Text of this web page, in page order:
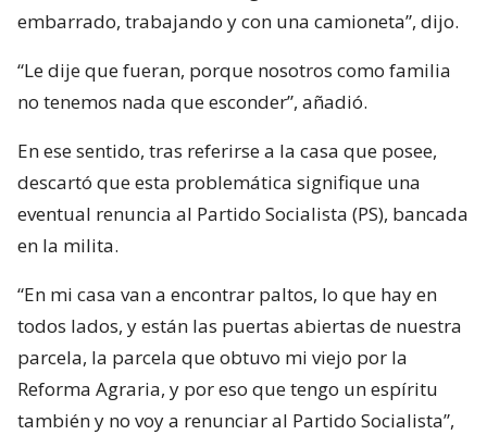
embarrado, trabajando y con una camioneta”, dijo.
“Le dije que fueran, porque nosotros como familia
no tenemos nada que esconder”, añadió.
En ese sentido, tras referirse a la casa que posee,
descartó que esta problemática signifique una
eventual renuncia al Partido Socialista (PS), bancada
en la milita.
“En mi casa van a encontrar paltos, lo que hay en
todos lados, y están las puertas abiertas de nuestra
parcela, la parcela que obtuvo mi viejo por la
Reforma Agraria, y por eso que tengo un espíritu
también y no voy a renunciar al Partido Socialista”,